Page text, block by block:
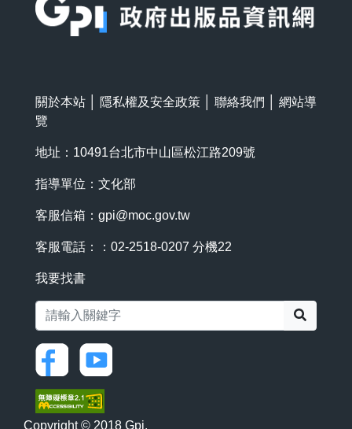
關於本站 隱私權及安全政策 聯絡我們
網站導
覽
地址：10491台北市中山區松江路209號
指導單位：文化部
客服信箱： gpi@moc.gov.tw
客服電話：：02-2518-0207 分機22
我要找書
Copyright © 2018 Gpi.